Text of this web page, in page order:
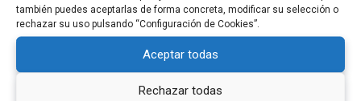
también puedes aceptarlas de forma concreta, modificar su selección o
rechazar su uso pulsando “Configuración de Cookies”.
Aceptar todas
Rechazar todas
Este grupo está cerrado actualmente
Módulos del Grupo